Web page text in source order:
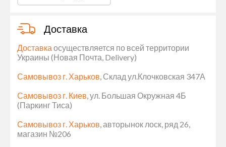
Доставка
Доставка осуществляется по всей территории
Украины (Новая Почта, Delivery)
Самовывоз г. Харьков, Склад ул.Клочковская 347А
Самовывоз г. Киев, ул. Большая Окружная 4Б
(Паркинг Тиса)
Самовывоз г. Харьков, авторынок лоск, ряд 26,
магазин №206